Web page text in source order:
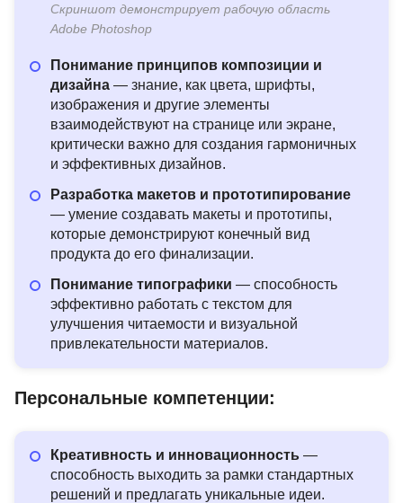
Скриншот демонстрирует рабочую область
Adobe Photoshop
Понимание принципов композиции и
дизайна — знание, как цвета, шрифты,
изображения и другие элементы
взаимодействуют на странице или экране,
критически важно для создания гармоничных
и эффективных дизайнов.
Разработка макетов и прототипирование
— умение создавать макеты и прототипы,
которые демонстрируют конечный вид
продукта до его финализации.
Понимание типографики — способность
эффективно работать с текстом для
улучшения читаемости и визуальной
привлекательности материалов.
Персональные компетенции:
Креативность и инновационность —
способность выходить за рамки стандартных
решений и предлагать уникальные идеи.